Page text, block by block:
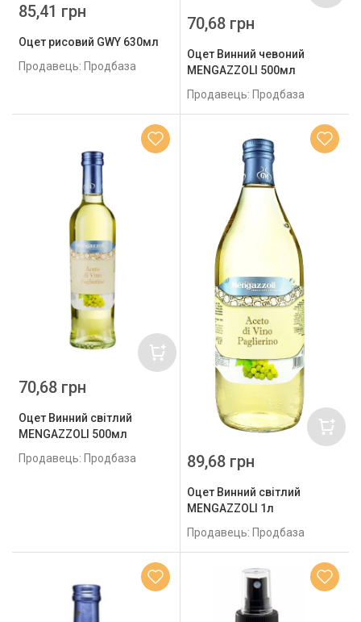
Оцет рисовий GWY 630мл
Продавець: Продбаза
85,41 грн
Оцет Винний чевоний
MENGAZZOLI 500мл
Продавець: Продбаза
70,68 грн
Оцет Винний світлий
MENGAZZOLI 500мл
Продавець: Продбаза
70,68 грн
Оцет Винний світлий
MENGAZZOLI 1л
Продавець: Продбаза
89,68 грн